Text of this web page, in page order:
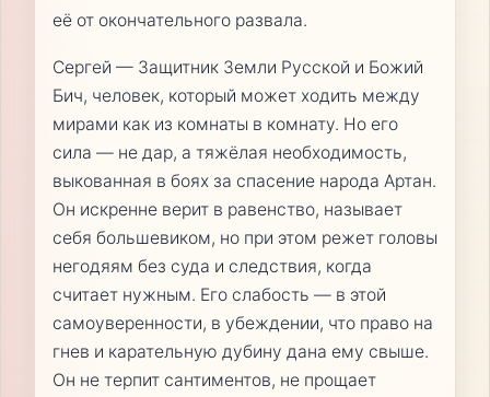
её от окончательного развала.
Сергей — Защитник Земли Русской и Божий
Бич, человек, который может ходить между
мирами как из комнаты в комнату. Но его
сила — не дар, а тяжёлая необходимость,
выкованная в боях за спасение народа Артан.
Он искренне верит в равенство, называет
себя большевиком, но при этом режет головы
негодяям без суда и следствия, когда
считает нужным. Его слабость — в этой
самоуверенности, в убеждении, что право на
гнев и карательную дубину дана ему свыше.
Он не терпит сантиментов, не прощает